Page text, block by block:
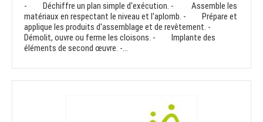
- Déchiffre un plan simple d'exécution. - Assemble les
matériaux en respectant le niveau et l'aplomb. - Prépare et
applique les produits d'assemblage et de revêtement. -
Démolit, ouvre ou ferme les cloisons. - Implante des
éléments de second œuvre. -...